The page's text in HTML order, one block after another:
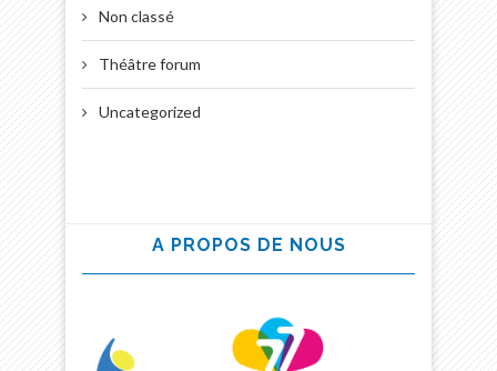
Non classé
Théâtre forum
Uncategorized
A PROPOS DE NOUS